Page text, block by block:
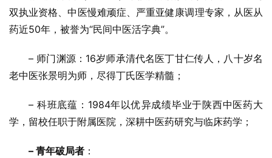
双执业资格、中医慢难顽症、严重亚健康调理专家，从医从
药近50年，被誉为“民间中医活字典”。
– 师门渊源：16岁师承清代名医丁甘仁传人，八十岁名
老中医张景明为师，尽得丁氏医学精髓；
– 科班底蕴：1984年以优异成绩毕业于陕西中医药大
学，留校任职于附属医院，深耕中医药研究与临床药学；
– 青年破局者 ：